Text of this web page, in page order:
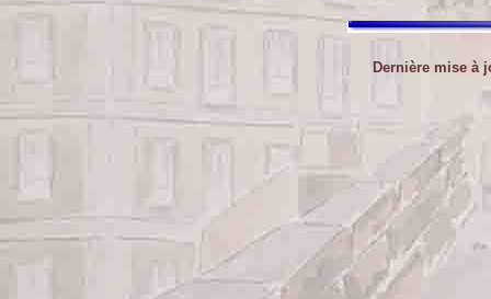
Dernière mise à